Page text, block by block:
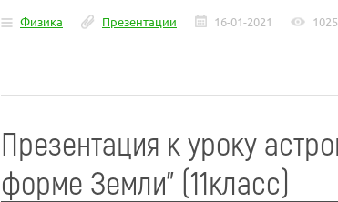
Физика
Презентации 16-01-2021 1025
Презентация к уроку
форме Земли" (11класс)